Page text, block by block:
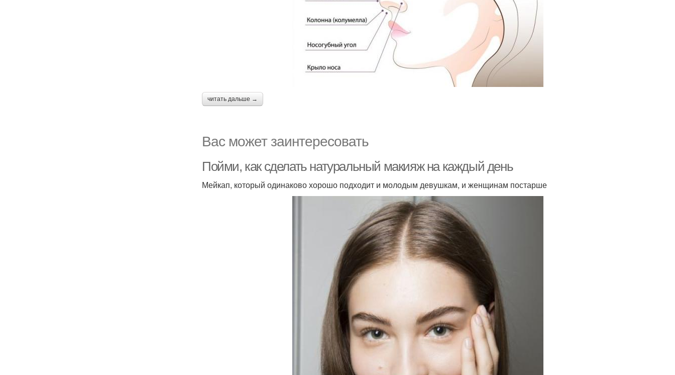
читать дальше →
Вас может заинтересовать
Пойми, как сделать натуральный макияж на каждый день
Мейкап, который одинаково хорошо подходит и молодым девушкам, и женщинам постарше